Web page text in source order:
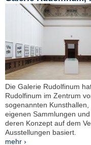
Die Galerie Rudolfinum
Rudolfinum im Zentrum
sogenannten
eigenen Sammlungen
deren Konzept auf dem
Ausstellungen basiert.
mehr ›